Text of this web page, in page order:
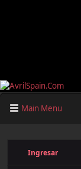
Main Menu
Ingresar